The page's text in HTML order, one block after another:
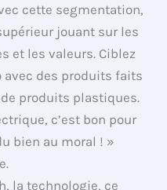
cette segmentation,
jouant sur les
et les valeurs. Ciblez
avec des produits faits
produits plastiques.
c’est bon pour
bien au moral ! »
la technologie, ce